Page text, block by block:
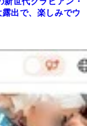
出で、楽しみでウ